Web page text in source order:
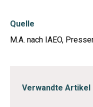
Quelle
M.A. nach IAEO,
Verwandte Artikel